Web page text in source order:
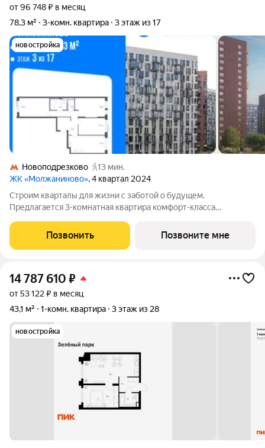
от 96 748 ₽ в месяц
78,3 м²
3-комн. квартира 3 этаж из 17
новостройка
Новоподрезково
13 мин.
ЖК «Молжаниново», 4 квартал 2024
Строим кварталы для жизни с заботой о будущем.
Предлагается 3-комнатная квартира комфорт-класса
в жилом комплексе "Молжаниново".Для тех, кто ценит время,
предлагаем сделать готовую отделку:
Позвонить Позвоните мне
14 787 610 ₽
от 53 122 ₽ в месяц
43,1 м²
1-комн. квартира 3 этаж из 28
новостройка